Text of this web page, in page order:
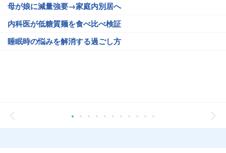
母が娘に減量強要→家庭内別居へ
内科医が低糖質麺を食べ比べ検証
睡眠時の悩みを解消する過ごし方